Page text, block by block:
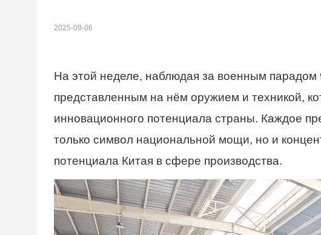
2025-09-06
На этой неделе, наблюдая за военным
представленным на нём оружием и техникой,
инновационного потенциала страны. Каждое
только символ национальной мощи, но и
потенциала Китая в сфере производства.